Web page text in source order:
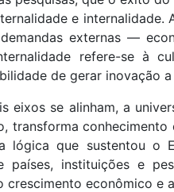
e
externas —
refere-se à
de gerar inovação
eixos se alinham, a
transforma
lógica que sustentou o
países, instituições e
crescimento econômico e